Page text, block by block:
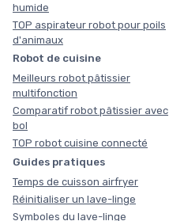
humide
TOP aspirateur robot pour poils
d'animaux
Robot de cuisine
Meilleurs robot pâtissier
multifonction
Comparatif robot pâtissier avec
bol
TOP robot cuisine connecté
Guides pratiques
Temps de cuisson airfryer
Réinitialiser un lave-linge
Symboles du lave-linge